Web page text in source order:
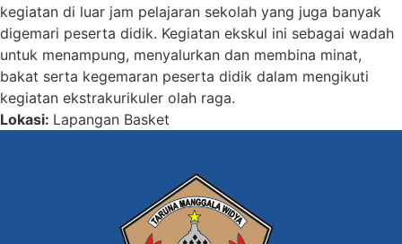
kegiatan di luar jam pelajaran sekolah yang juga banyak
digemari peserta didik. Kegiatan ekskul ini sebagai wadah
untuk menampung, menyalurkan dan membina minat,
bakat serta kegemaran peserta didik dalam mengikuti
kegiatan ekstrakurikuler olah raga.
Lokasi: Lapangan Basket